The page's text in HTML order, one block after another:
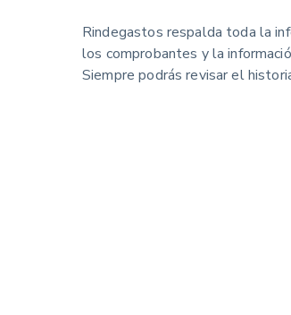
Rindegastos respalda toda la
los comprobantes y la
Siempre podrás revisar el